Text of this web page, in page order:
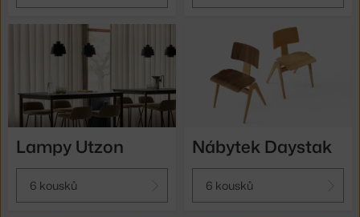
Lampy Utzon
6 kousků
Nábytek Daystak
6 kousků